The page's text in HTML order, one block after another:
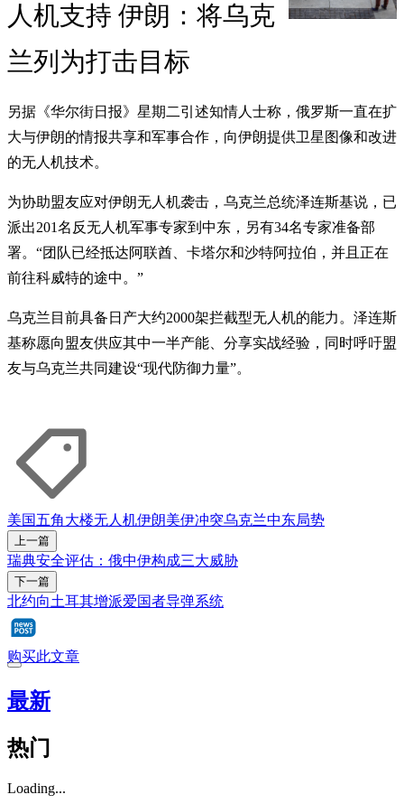
人机支持 伊朗：将乌克
兰列为打击目标
另据《华尔街日报》星期二引述知情人士称，俄罗斯一直在扩
大与伊朗的情报共享和军事合作，向伊朗提供卫星图像和改进
的无人机技术。
为协助盟友应对伊朗无人机袭击，乌克兰总统泽连斯基说，已
派出201名反无人机军事专家到中东，另有34名专家准备部
署。“团队已经抵达阿联酋、卡塔尔和沙特阿拉伯，并且正在
前往科威特的途中。”
乌克兰目前具备日产大约2000架拦截型无人机的能力。泽连斯
基称愿向盟友供应其中一半产能、分享实战经验，同时呼吁盟
友与乌克兰共同建设“现代防御力量”。
美国五角大楼无人机伊朗美伊冲突乌克兰中东局势
上一篇
瑞典安全评估：俄中伊构成三大威胁
下一篇
北约向土耳其增派爱国者导弹系统
购买此文章
最新
热门
Loading...